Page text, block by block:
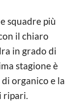
squadre più
il chiaro
in grado di
stagione è
organico e la
ripari.